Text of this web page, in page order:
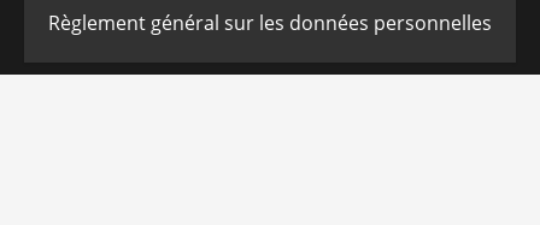
Règlement général sur les données personnelles